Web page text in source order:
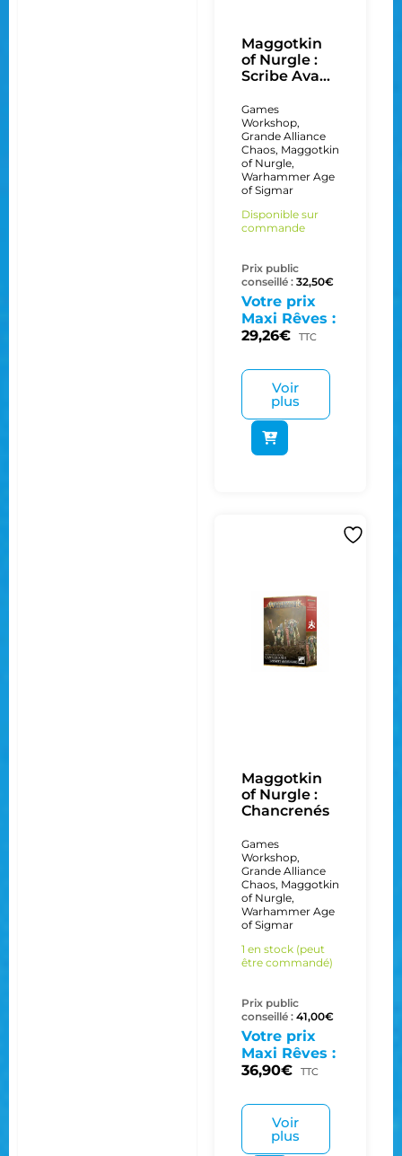
Maggotkin
of Nurgle :
Scribe Ava...
Games
Workshop,
Grande Alliance
Chaos, Maggotkin
of Nurgle,
Warhammer Age
of Sigmar
Disponible sur
commande
Prix public
conseillé : 32,50€
Votre prix
Maxi Rêves :
29,26€ TTC
Voir
plus
Maggotkin
of Nurgle :
Chancrenés
Games
Workshop,
Grande Alliance
Chaos, Maggotkin
of Nurgle,
Warhammer Age
of Sigmar
1 en stock (peut
être commandé)
Prix public
conseillé : 41,00€
Votre prix
Maxi Rêves :
36,90€ TTC
Voir
plus